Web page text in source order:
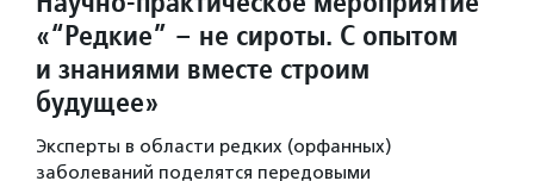
«“Редкие” – не сироты. С опытом
и знаниями вместе строим
будущее»
Эксперты в области редких (орфанных)
заболеваний поделятся передовыми